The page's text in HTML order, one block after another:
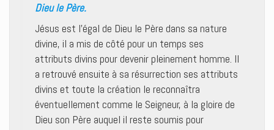
Dieu le Père.
Jésus est l’égal de Dieu le Père dans sa nature
divine, il a mis de côté pour un temps ses
attributs divins pour devenir pleinement homme. Il
a retrouvé ensuite à sa résurrection ses attributs
divins et toute la création le reconnaîtra
éventuellement comme le Seigneur, à la gloire de
Dieu son Père auquel il reste soumis pour